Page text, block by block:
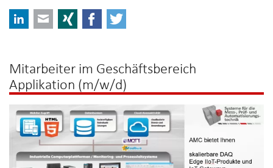
LinkedInE-mail Xing Facebook
Mitarbeiter im Geschäftsbereich
Applikation (m/w/d)